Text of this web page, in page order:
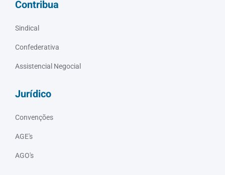
Contribua
Sindical
Confederativa
Assistencial Negocial
Jurídico
Convenções
AGE's
AGO's